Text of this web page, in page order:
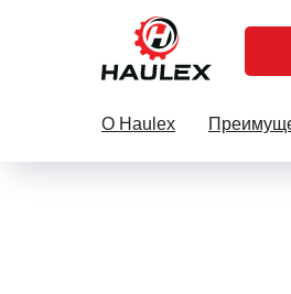
О Haulex